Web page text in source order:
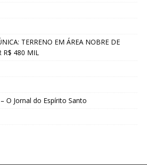
TERRENO EM ÁREA NOBRE DE
R$ 480 MIL
O Jornal do Espírito Santo